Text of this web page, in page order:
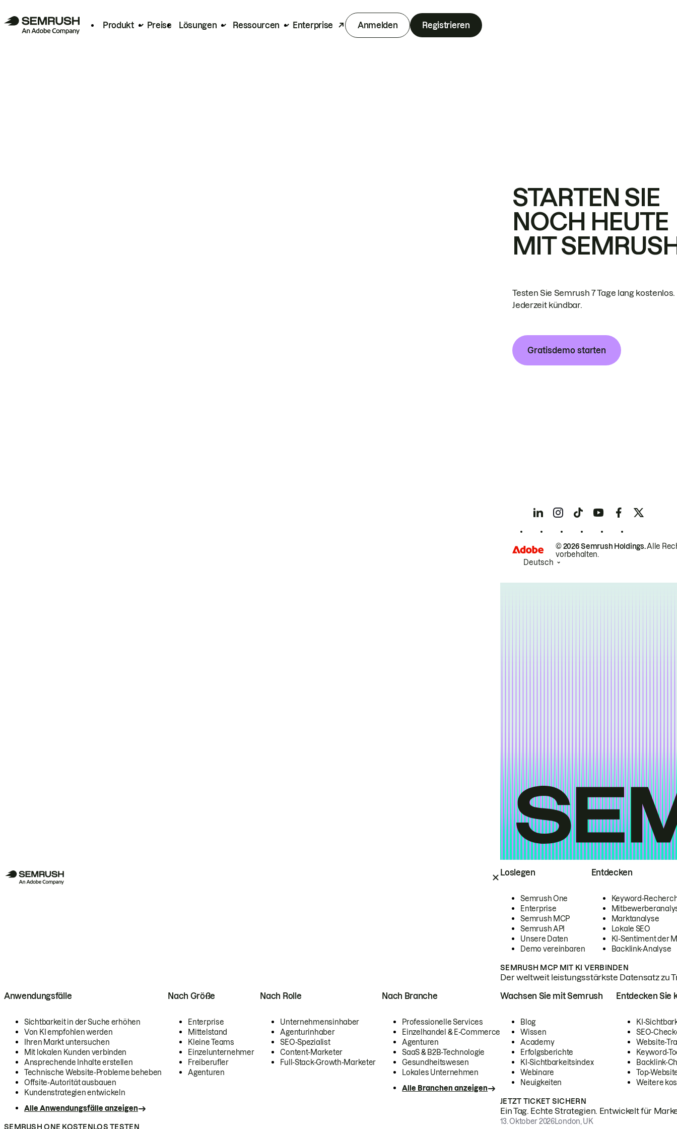
Produkt Preise Lösungen Ressourcen Enterprise Anmelden Registrieren
Loslegen
Semrush One
Enterprise
Semrush MCP
Semrush API
Unsere Daten
Demo vereinbaren
Entdecken
Keyword-
Marktanalyse
Lokale SEO
KI-Sentiment der
Backlink-Analyse
SEMRUSH MCP MIT KI VERBINDEN
Der weltweit leistungsstärkste Datensatz zu
Anwendungsfälle
Sichtbarkeit in der Suche erhöhen
Von KI empfohlen werden
Ihren Markt untersuchen
Mit lokalen Kunden verbinden
Ansprechende Inhalte erstellen
Technische Website-Probleme beheben
Offsite-Autorität ausbauen
Kundenstrategien entwickeln
Alle Anwendungsfälle anzeigen
Nach Größe
Enterprise
Mittelstand
Kleine Teams
Einzelunternehmer
Freiberufler
Agenturen
Nach Rolle
Unternehmensinhaber
Agenturinhaber
SEO-Spezialist
Content-Marketer
Full-Stack-Growth-Marketer
Nach Branche
Professionelle Services
Einzelhandel & E-Commerce
Agenturen
SaaS & B2B-Technologie
Gesundheitswesen
Lokales Unternehmen
Alle Branchen anzeigen
SEMRUSH ONE KOSTENLOS TESTEN
Wachsen Sie mit Semrush
Blog
Wissen
Academy
Erfolgsberichte
KI-Sichtbarkeitsindex
Webinare
Neuigkeiten
Entdecken Sie
KI-
SEO-
Website-
Keyword-
Backlink-
Top-
Weitere
JETZT TICKET SICHERN
Ein Tag. Echte Strategien. Entwickelt für
13. Oktober 2026London, UK
STARTEN SIE
NOCH HEUTE
MIT
Testen Sie Semrush 7 Tage lang kostenlos.
Jederzeit kündbar.
Gratisdemo starten
© 2026 Semrush Holdings.Alle
vorbehalten.
Deutsch